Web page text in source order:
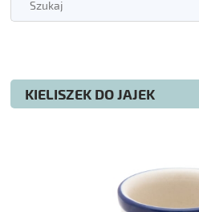
KIELISZEK DO JAJEK